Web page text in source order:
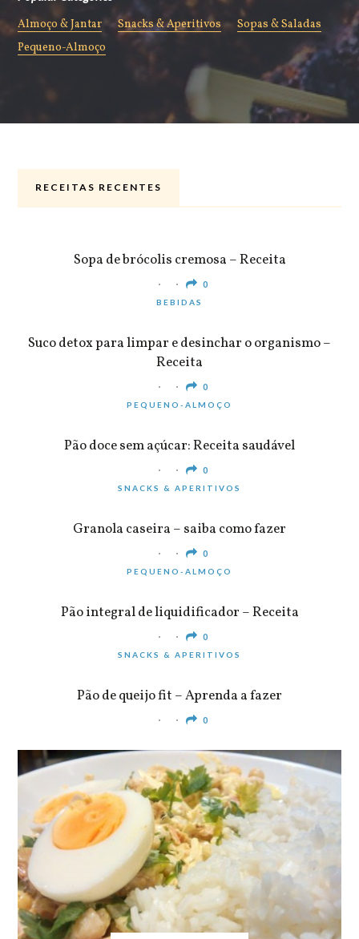
Almoço & Jantar Snacks & Aperitivos
Sopas & Saladas
Pequeno-Almoço
RECEITAS RECENTES
Sopa de brócolis cremosa – Receita
0
BEBIDAS
Suco detox para limpar e desinchar o organismo –
Receita
0
PEQUENO-ALMOÇO
Pão doce sem açúcar: Receita saudável
0
SNACKS & APERITIVOS
Granola caseira – saiba como fazer
0
PEQUENO-ALMOÇO
Pão integral de liquidificador – Receita
0
SNACKS & APERITIVOS
Pão de queijo fit – Aprenda a fazer
0